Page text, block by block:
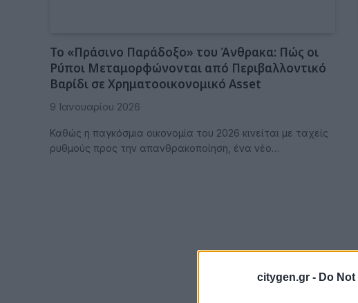
citygen.gr - Do
Το «Πράσινο Παράδοξο» του Άνθρακα: Πώς οι
Ρύποι Μεταμορφώνονται από Περιβαλλοντικό
Βαρίδι σε Χρηματοοικονομικό Asset
9 Ιανουαρίου 2026
Καθώς η παγκόσμια οικονομία του 2026 κινείται με ταχείς
ρυθμούς προς την απανθρακοποίηση, ένα νέο…